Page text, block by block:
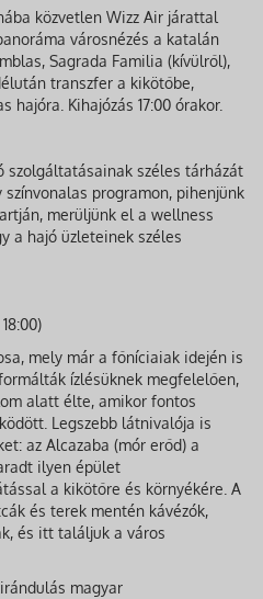
közvetlen Wizz Air járattal
városnézés a katalán
Sagrada Familia (kívülről),
transzfer a kikötőbe,
Kihajózás 17:00 órakor.
szolgáltatásainak széles tárházát
programon, pihenjünk
merüljünk el a wellness
a hajó üzleteinek széles
mely már a főníciaiak idején is
ízlésüknek megfelelően,
alatt élte, amikor fontos
Legszebb látnivalója is
az Alcazaba (mór erőd) a
ilyen épület
a kikötőre és környékére. A
és terek mentén kávézók,
és itt találjuk a város
magyar